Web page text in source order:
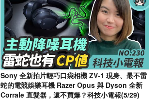
Sony 全新拍片輕巧口袋相機 ZV-1 現身、最不雷
蛇的電競娛樂耳機 Razer Opus 與 Dyson 全新
Corrale 直髮器，還不買爆？科技小電報(5/29)